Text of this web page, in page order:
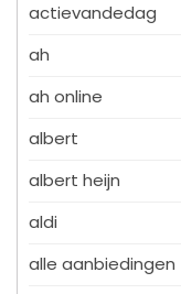
actievandedag
ah
ah online
albert
albert heijn
aldi
alle aanbiedingen